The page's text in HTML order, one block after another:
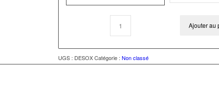
Ajouter au
UGS : DESOX Catégorie :Non classé